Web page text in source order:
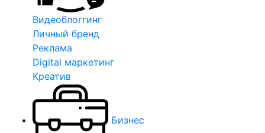
Видеоблоггинг
Личный бренд
Реклама
Digital маркетинг
Креатив
Бизнес